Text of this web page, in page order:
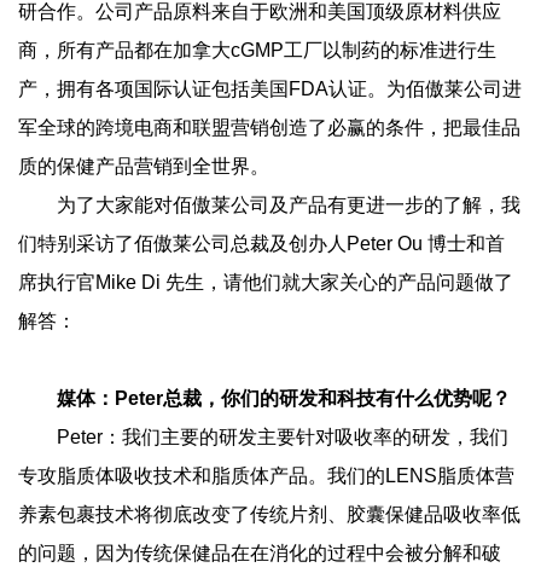
研合作。公司产品原料来自于欧洲和美国顶级原材料供应
商，所有产品都在加拿大cGMP工厂以制药的标准进行生
产，拥有各项国际认证包括美国FDA认证。为佰傲莱公司进
军全球的跨境电商和联盟营销创造了必赢的条件，把最佳品
质的保健产品营销到全世界。
为了大家能对佰傲莱公司及产品有更进一步的了解，我
们特别采访了佰傲莱公司总裁及创办人Peter Ou 博士和首
席执行官Mike Di 先生，请他们就大家关心的产品问题做了
解答：
媒体：Peter总裁，你们的研发和科技有什么优势呢？
Peter：我们主要的研发主要针对吸收率的研发，我们
专攻脂质体吸收技术和脂质体产品。我们的LENS脂质体营
养素包裹技术将彻底改变了传统片剂、胶囊保健品吸收率低
的问题，因为传统保健品在在消化的过程中会被分解和破